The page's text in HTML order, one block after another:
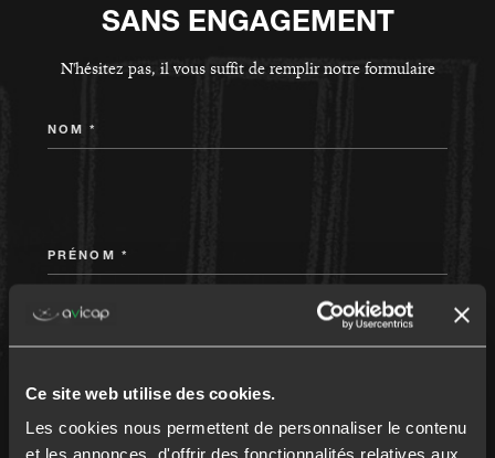
Ce site web utilise des cookies.
Les cookies nous permettent de personnaliser le contenu
et les annonces, d'offrir des fonctionnalités relatives aux
SANS ENGAGEMENT
N'hésitez pas, il vous suffit de remplir notre formulaire
NOM *
PRÉNOM *